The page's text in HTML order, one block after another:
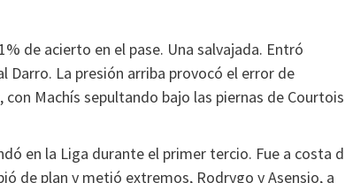
de acierto en el pase. Una salvajada. Entró
Darro. La presión arriba provocó el error de
Machís sepultando bajo las piernas de Courtois
en la Liga durante el primer tercio. Fue a costa
de plan y metió extremos, Rodrygo y Asensio, a